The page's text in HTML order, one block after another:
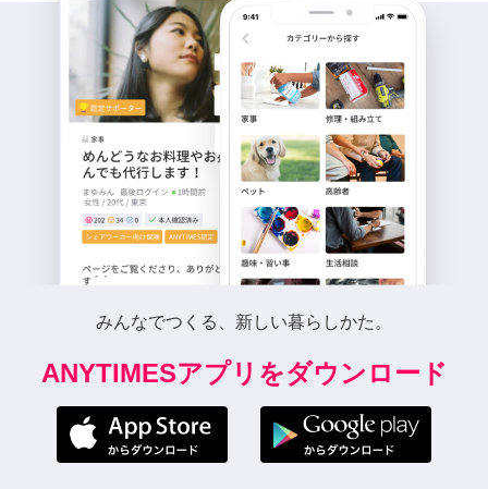
みんなでつくる、新しい暮らしかた。
ANYTIMESアプリをダウンロード